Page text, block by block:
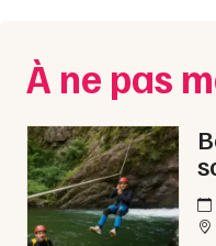
À ne pas